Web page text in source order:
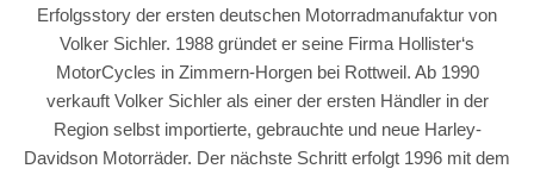
Erfolgsstory der ersten deutschen Motorradmanufaktur von
Volker Sichler. 1988 gründet er seine Firma Hollister‘s
MotorCycles in Zimmern-Horgen bei Rottweil. Ab 1990
verkauft Volker Sichler als einer der ersten Händler in der
Region selbst importierte, gebrauchte und neue Harley-
Davidson Motorräder. Der nächste Schritt erfolgt 1996 mit dem